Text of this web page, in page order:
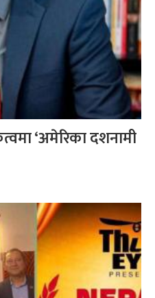
‘अमेरिका दशनामी